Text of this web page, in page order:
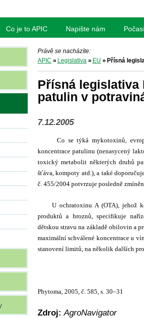
Co je to APIC Napište nám
Právě se nacházíte:
APIC » Legislativa » EU » Přísná
Přísná legislativa
patulin v
7.12.2005
Co se týká mykotoxinů,
koncentrace patulinu (nenasycený
toxický metabolit některých druhů
šťáva, kompoty atd.), a také
č. 455/2004 potvrzuje posledně
U ochratoxinu A (OTA), jehož
produktů a hroznů, specifikuje
dětskou stravu na základě obilovin a
maximální schválené koncentrace u
stanovení limitů, na několik dalších
Phytoma, 2005, č. 585, s. 30–31
Zdroj: AgroNavigator